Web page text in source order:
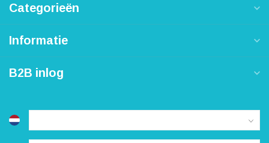
Categorieën
Informatie
B2B inlog